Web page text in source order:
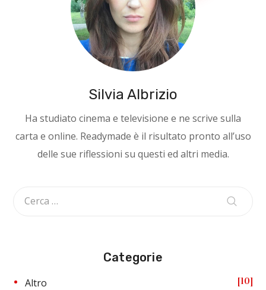
Silvia Albrizio
Ha studiato cinema e televisione e ne scrive sulla
carta e online. Readymade è il risultato pronto all’uso
delle sue riflessioni su questi ed altri media.
Categorie
Altro 10